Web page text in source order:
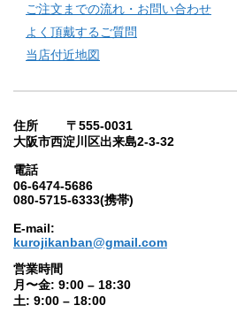
ご注文までの流れ・お問い合わせ
よく頂戴するご質問
当店付近地図
住所 〒555-0031
大阪市西淀川区出来島2-3-32
電話
06-6474-5686
080-5715-6333(携帯)
E-mail:
kurojikanban@gmail.com
営業時間
月〜金: 9:00 – 18:30
土: 9:00 – 18:00